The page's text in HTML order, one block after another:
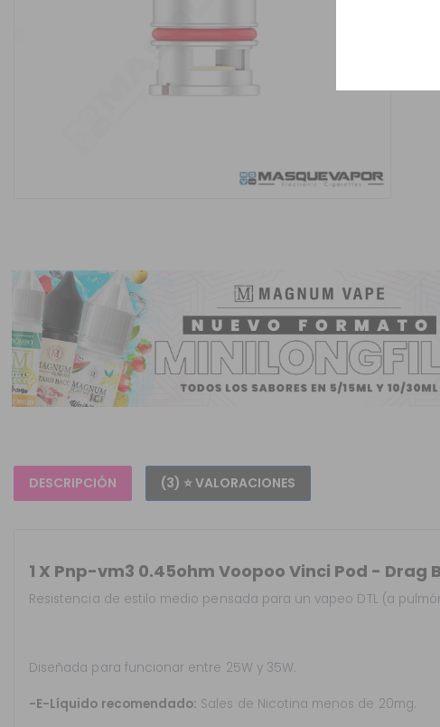
DESCRIPCIÓN (3) ⭐ VALORACIONES
1 X Pnp-vm3 0.45ohm Voopoo Vinci Pod - Drag
Resistencia de estilo medio pensada para un vapeo DTL (a
Diseñada para funcionar entre 25W y 35W.
-E-Líquido recomendado: Sales de Nicotina menos de 20mg.